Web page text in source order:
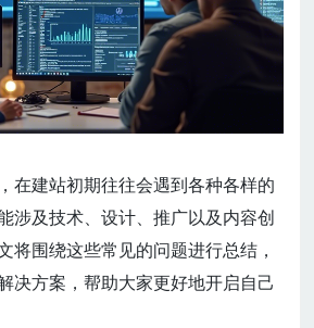
在建站初期往往会遇到各种各样的
涉及技术、设计、推广以及内容创
将围绕这些常见的问题进行总结，
决方案，帮助大家更好地开启自己